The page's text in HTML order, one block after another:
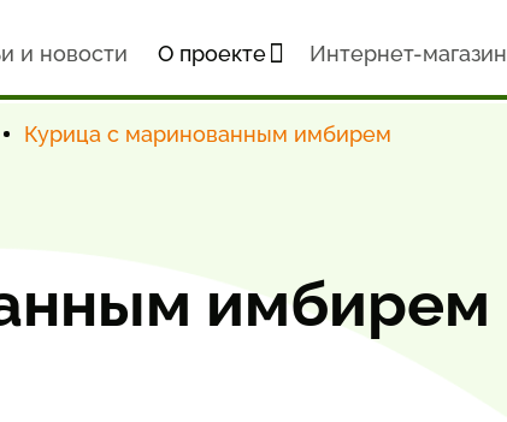
и новости О проекте Интернет-магазин
Курица с маринованным имбирем
имбирем